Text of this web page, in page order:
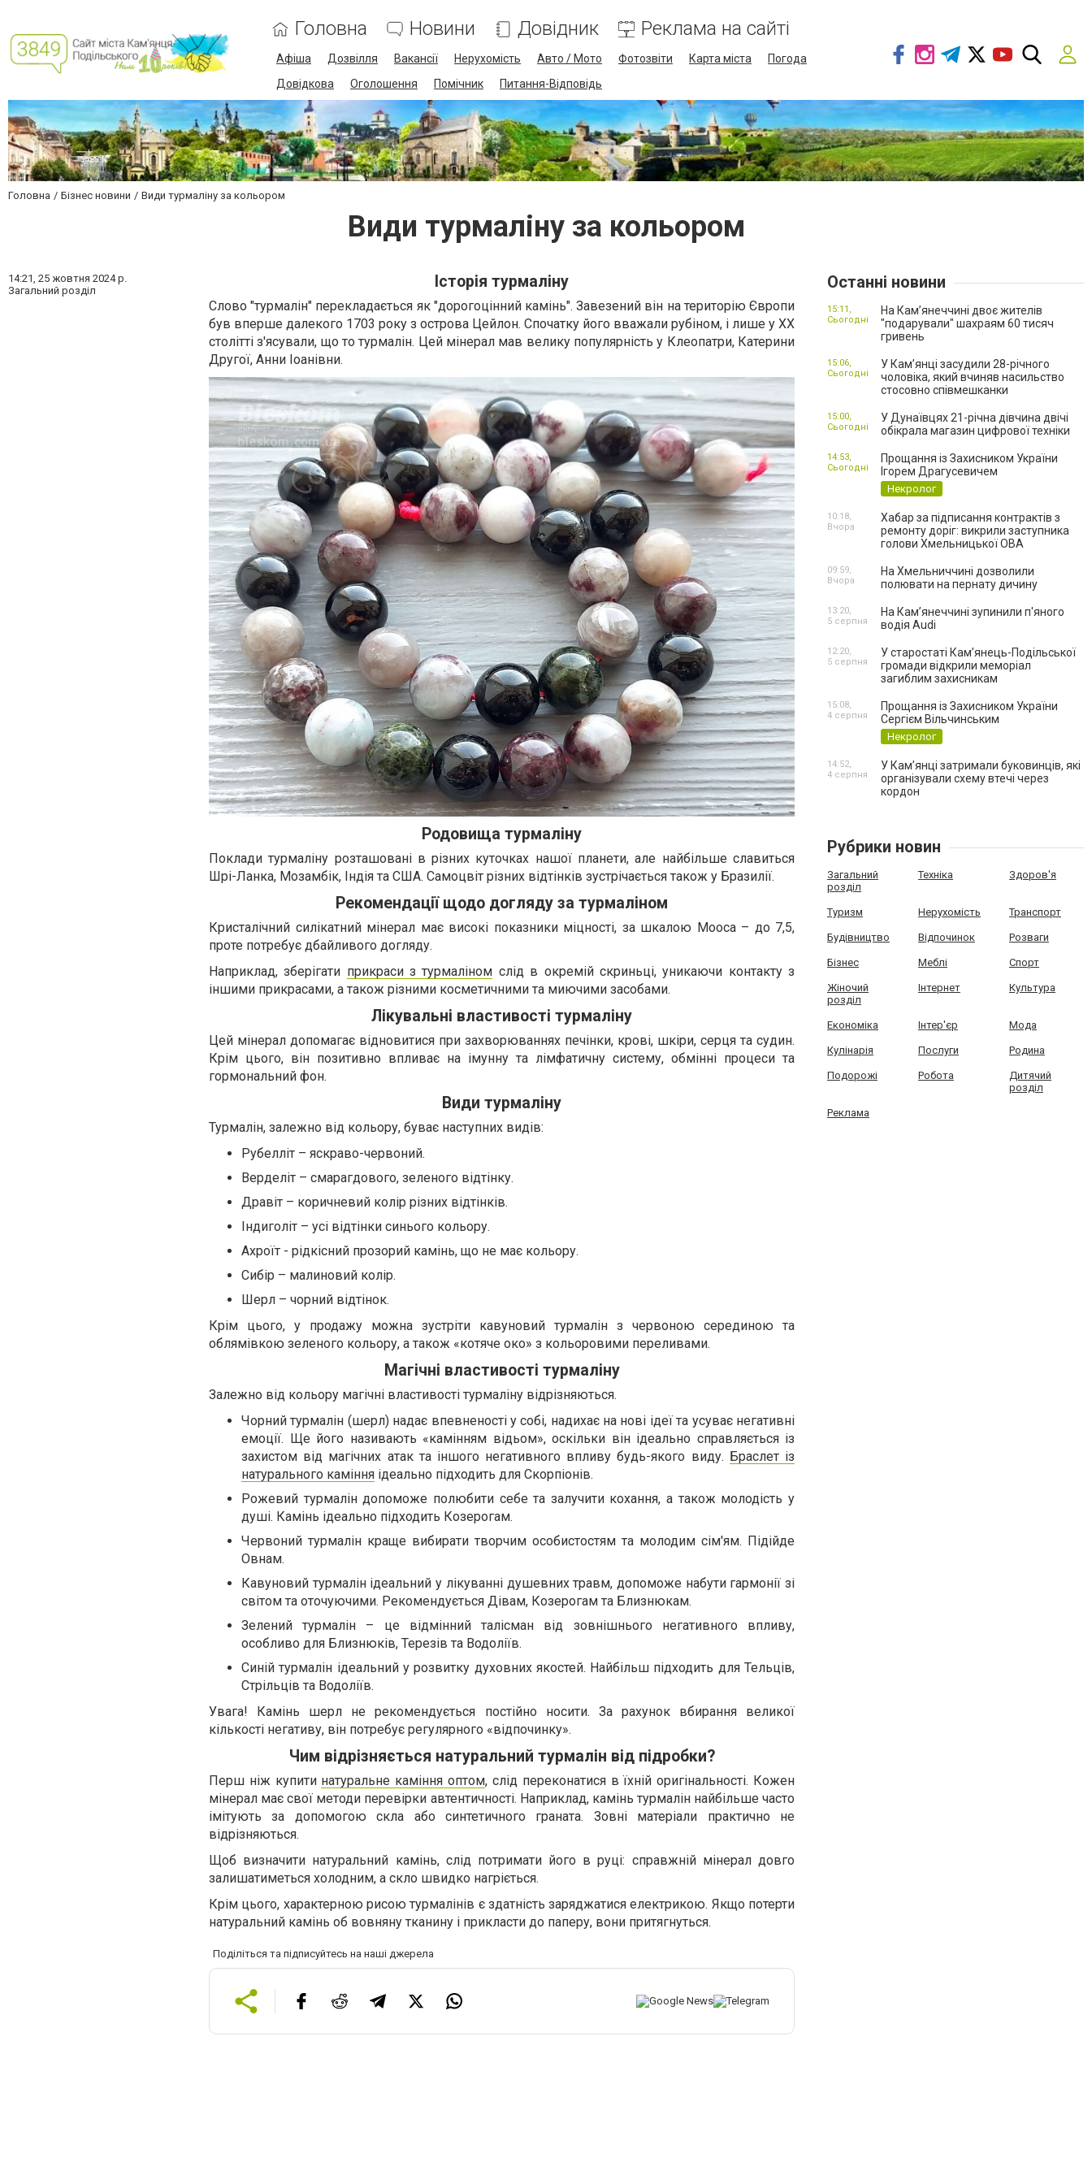
Головна Новини Довідник Реклама на сайті
Афіша Дозвілля Вакансії Нерухомість Авто / Мото Фотозвіти Карта міста
Погода
Довідкова
Оголошення Помічник Питання-Відповідь
Головна Бізнес новини Види турмаліну за кольором
Види турмаліну за кольором
14:21, 25 жовтня 2024 р.
Загальний розділ
Історія турмаліну
Слово "турмалін" перекладається як "дорогоцінний камінь". Завезений він на територію Європи
був вперше далекого 1703 року з острова Цейлон. Спочатку його вважали рубіном, і лише у XX
столітті з'ясували, що то турмалін. Цей мінерал мав велику популярність у Клеопатри, Катерини
Другої, Анни Іоанівни.
Родовища турмаліну
Поклади турмаліну розташовані в різних куточках нашої планети, але найбільше славиться
Шрі-Ланка, Мозамбік, Індія та США. Самоцвіт різних відтінків зустрічається також у Бразилії.
Рекомендації щодо догляду за турмаліном
Кристалічний силікатний мінерал має високі показники міцності, за шкалою Мооса – до 7,5,
проте потребує дбайливого догляду.
Наприклад, зберігати прикраси з турмаліном слід в окремій скриньці, уникаючи контакту з
іншими прикрасами, а також різними косметичними та миючими засобами.
Лікувальні властивості турмаліну
Цей мінерал допомагає відновитися при захворюваннях печінки, крові, шкіри, серця та судин.
Крім цього, він позитивно впливає на імунну та лімфатичну систему, обмінні процеси та
гормональний фон.
Види турмаліну
Турмалін, залежно від кольору, буває наступних видів:
Рубелліт – яскраво-червоний.
Верделіт – смарагдового, зеленого відтінку.
Дравіт – коричневий колір різних відтінків.
Індиголіт – усі відтінки синього кольору.
Ахроїт - рідкісний прозорий камінь, що не має кольору.
Сибір – малиновий колір.
Шерл – чорний відтінок.
Крім цього, у продажу можна зустріти кавуновий турмалін з червоною серединою та
облямівкою зеленого кольору, а також «котяче око» з кольоровими переливами.
Магічні властивості турмаліну
Залежно від кольору магічні властивості турмаліну відрізняються.
Чорний турмалін (шерл) надає впевненості у собі, надихає на нові ідеї та усуває негативні
емоції. Ще його називають «камінням відьом», оскільки він ідеально справляється із
захистом від магічних атак та іншого негативного впливу будь-якого виду. Браслет із
натурального каміння ідеально підходить для Скорпіонів.
Рожевий турмалін допоможе полюбити себе та залучити кохання, а також молодість у
душі. Камінь ідеально підходить Козерогам.
Червоний турмалін краще вибирати творчим особистостям та молодим сім'ям. Підійде
Овнам.
Кавуновий турмалін ідеальний у лікуванні душевних травм, допоможе набути гармонії зі
світом та оточуючими. Рекомендується Дівам, Козерогам та Близнюкам.
Зелений турмалін – це відмінний талісман від зовнішнього негативного впливу,
особливо для Близнюків, Терезів та Водоліїв.
Синій турмалін ідеальний у розвитку духовних якостей. Найбільш підходить для Тельців,
Стрільців та Водоліїв.
Увага! Камінь шерл не рекомендується постійно носити. За рахунок вбирання великої
кількості негативу, він потребує регулярного «відпочинку».
Чим відрізняється натуральний турмалін від підробки?
Перш ніж купити натуральне каміння оптом, слід переконатися в їхній оригінальності. Кожен
мінерал має свої методи перевірки автентичності. Наприклад, камінь турмалін найбільше часто
імітують за допомогою скла або синтетичного граната. Зовні матеріали практично не
відрізняються.
Щоб визначити натуральний камінь, слід потримати його в руці: справжній мінерал довго
залишатиметься холодним, а скло швидко нагріється.
Крім цього, характерною рисою турмалінів є здатність заряджатися електрикою. Якщо потерти
натуральний камінь об вовняну тканину і прикласти до паперу, вони притягнуться.
Поділіться та підписуйтесь на наші джерела
Останні новини
На Камʼянеччині двоє жителів
"подарували" шахраям 60 тисяч
гривень
15:11,
Сьогодні
У Камʼянці засудили 28-річного
чоловіка, який вчиняв насильство
стосовно співмешканки
15:06,
Сьогодні
У Дунаївцях 21-річна дівчина двічі
обікрала магазин цифрової техніки
15:00,
Сьогодні
Прощання із Захисником України
Ігорем Драгусевичем
Некролог
14:53,
Сьогодні
Хабар за підписання контрактів з
ремонту доріг: викрили заступника
голови Хмельницької ОВА
10:18,
Вчора
На Хмельниччині дозволили
полювати на пернату дичину
09:59,
Вчора
На Камʼянеччині зупинили п'яного
водія Audi
13:20,
5 серпня
У старостаті Кам’янець-Подільської
громади відкрили меморіал
загиблим захисникам
12:20,
5 серпня
Прощання із Захисником України
Сергієм Вільчинським
Некролог
15:08,
4 серпня
У Кам’янці затримали буковинців, які
організували схему втечі через
кордон
14:52,
4 серпня
Рубрики новин
Загальний
розділ
Техніка Здоров'я
Туризм Нерухомість Транспорт
Будівництво Відпочинок Розваги
Бізнес Меблі Спорт
Жіночий
розділ
Інтернет Культура
Економіка Інтер'єр Мода
Кулінарія Послуги Родина
Подорожі Робота
Дитячий
розділ
Реклама